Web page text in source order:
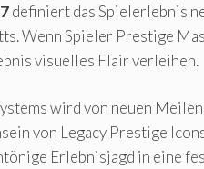
definiert das Spielerlebnis
Wenn Spieler Prestige
visuelles Flair verleihen.
wird von neuen
von Legacy Prestige
Erlebnisjagd in eine